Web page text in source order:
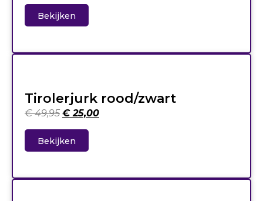
Bekijken
Tirolerjurk rood/zwart
€49,95 €25,00
Bekijken